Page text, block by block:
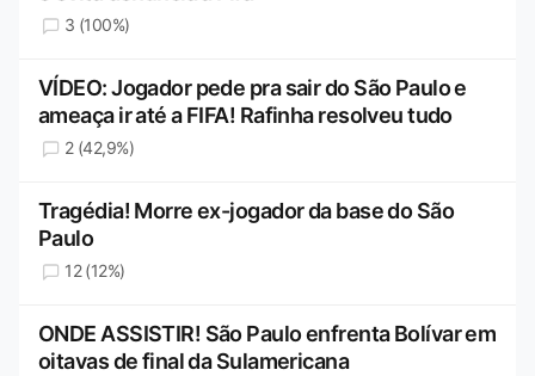
3 (100%)
VÍDEO: Jogador pede pra sair do São Paulo e
ameaça ir até a FIFA! Rafinha resolveu tudo
2 (42,9%)
Tragédia! Morre ex-jogador da base do São
Paulo
12 (12%)
ONDE ASSISTIR! São Paulo enfrenta Bolívar em
oitavas de final da Sulamericana